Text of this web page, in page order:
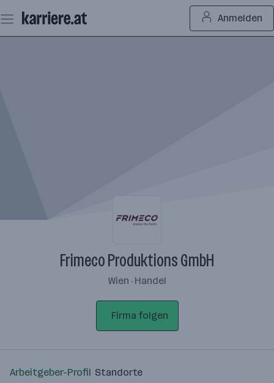
Seiteninhalt
springen
Anmelden
Frimeco Produktions GmbH
Wien · Handel
Firma folgen
Arbeitgeber-Profil Standorte